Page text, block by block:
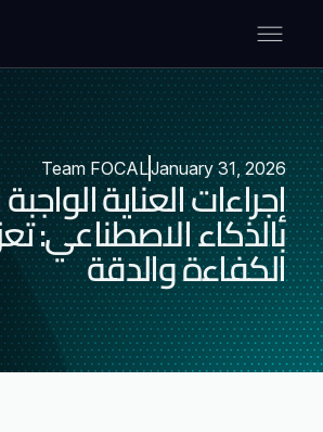
Team FOCALJanuary 31, 2026
إجراءات العناية
بالذكاء الاصطناعي:
الكفاءة والدقة